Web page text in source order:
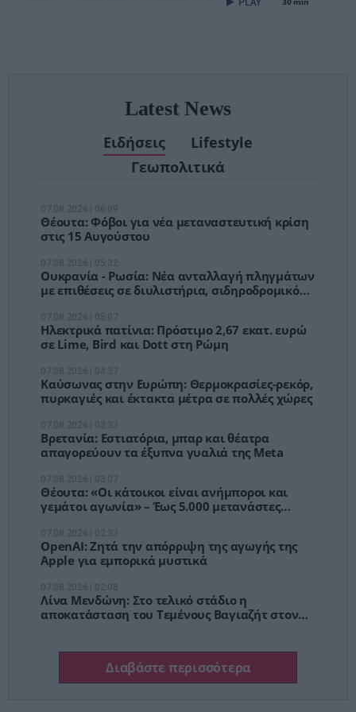
– Τέλος στις
Latest News
Ειδήσεις
Lifestyle
Γεωπολιτικά
Θέουτα: Φόβοι για νέα μεταναστευτική κρίση
στις 15 Αυγούστου
Ουκρανία - Ρωσία: Νέα ανταλλαγή πληγμάτων
με επιθέσεις σε διυλιστήρια, σιδηροδρομικό
Ηλεκτρικά πατίνια: Πρόστιμο 2,67 εκατ. ευρώ
σε Lime, Bird και Dott στη Ρώμη
Καύσωνας στην Ευρώπη: Θερμοκρασίες-ρεκόρ,
πυρκαγιές και έκτακτα μέτρα σε πολλές χώρες
Βρετανία: Εστιατόρια, μπαρ και θέατρα
απαγορεύουν τα έξυπνα γυαλιά της Meta
Θέουτα: «Οι κάτοικοι είναι ανήμποροι και
γεμάτοι αγωνία» – Έως 5.000 μετανάστες
OpenAI: Ζητά την απόρριψη της αγωγής της
Apple για εμπορικά μυστικά
Λίνα Μενδώνη: Στο τελικό στάδιο η
αποκατάσταση του Τεμένους Βαγιαζήτ στον
Διαβάστε περισσότερα